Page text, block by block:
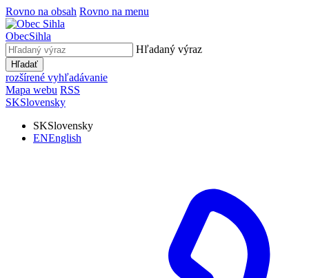
Rovno na obsah Rovno na menu
ObecSihla
Hľadaný výraz
Hľadať
rozšírené vyhľadávanie
Mapa webu RSS
SKSlovensky
SKSlovensky
ENEnglish